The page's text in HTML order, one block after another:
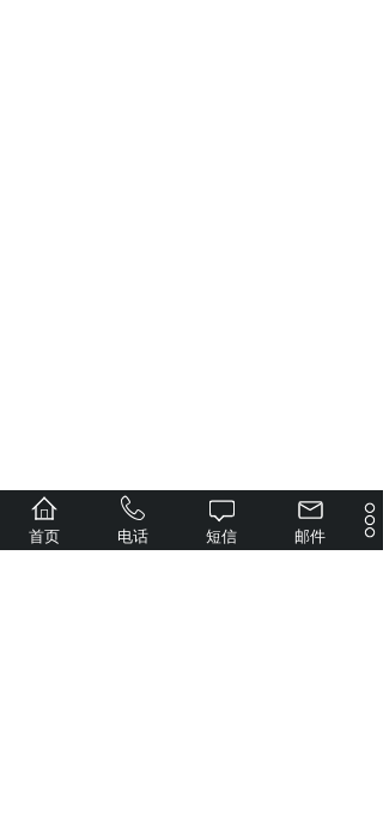
首页 电话 短信 邮件